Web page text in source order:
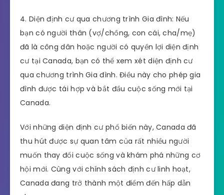
4. Diện định cư qua chương trình Gia đình: Nếu
bạn có người thân (vợ/chồng, con cái, cha/mẹ)
đã là công dân hoặc người có quyền lợi diện định
cư tại Canada, bạn có thể xem xét diện định cư
qua chương trình Gia đình. Điều này cho phép gia
đình được tái hợp và bắt đầu cuộc sống mới tại
Canada.
Với những diện định cư phổ biến này, Canada đã
thu hút được sự quan tâm của rất nhiều người
muốn thay đổi cuộc sống và khám phá những cơ
hội mới. Cùng với chính sách định cư linh hoạt,
Canada đang trở thành một điểm đến hấp dẫn